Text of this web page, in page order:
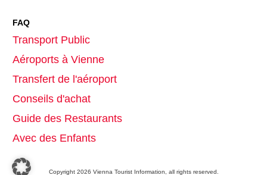
FAQ
Transport Public
Aéroports à Vienne
Transfert de l'aéroport
Conseils d'achat
Guide des Restaurants
Avec des Enfants
Copyright 2026 Vienna Tourist Information, all rights reserved.